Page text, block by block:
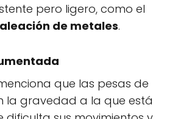
pero ligero, como el
aleación de metales.
que las pesas de
la gravedad a la que está